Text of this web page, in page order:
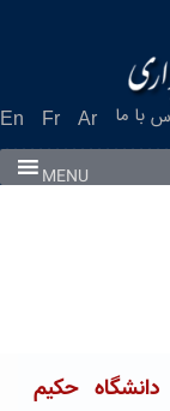
En Fr Ar با ما
MENU
حکیم